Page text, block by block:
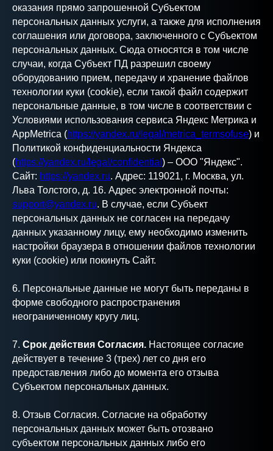
оказания прямо запрошенной Субъектом
персональных данных услуги, а также для исполнения
соглашения или договора, заключенного с Субъектом
персональных данных. Сюда относятся в том числе
случаи, когда Субъект ПД разрешил своему
оборудованию прием, передачу и хранение файлов
технологии куки (cookie), если такой файл содержит
персональные данные, в том числе в соответствии с
Условиями использования сервиса Яндекс Метрика и
AppMetrica (https://yandex.ru/legal/metrica_termsofuse) и
Политикой конфиденциальности Яндекса
(https://yandex.ru/legal/confidential ) – ООО "Яндекс".
Сайт: https://yandex.ru. Адрес: 119021, г. Москва, ул.
Льва Толстого, д. 16. Адрес электронной почты:
support@yandex.ru. В случае, если Субъект
персональных данных не согласен на передачу
данных указанному лицу, ему необходимо изменить
настройки браузера в отношении файлов технологии
куки (cookie) или покинуть Сайт.
6. Персональные данные не могут быть переданы в
форме свободного распространения
неограниченному кругу лиц.
7. Срок действия Согласия. Настоящее согласие
действует в течение 3 (трех) лет со дня его
предоставления либо до момента его отзыва
Субъектом персональных данных.
8. Отзыв Согласия. Согласие на обработку
персональных данных может быть отозвано
субъектом персональных данных либо его